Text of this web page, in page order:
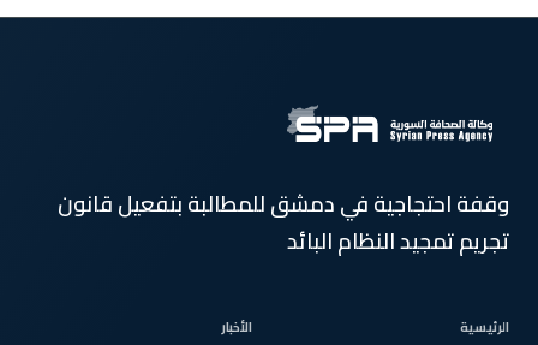
وقفة احتجاجية في دمشق للمطالبة بتفعيل قانون
تجريم تمجيد النظام البائد
الرئيسية الأخبار